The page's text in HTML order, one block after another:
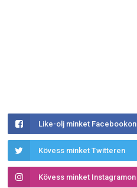
Like-olj minket Facebookon
Kövess minket Twitteren
Kövess minket Instagramon